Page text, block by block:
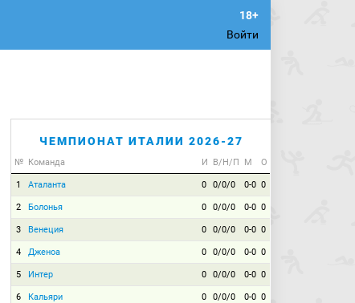
Войти
ЧЕМПИОНАТ ИТАЛИИ 2026-27
№ Команда И В/Н/П М О
1 Аталанта 0 0/0/0 0-0 0
2 Болонья 0 0/0/0 0-0 0
3 Венеция 0 0/0/0 0-0 0
4 Дженоа 0 0/0/0 0-0 0
5 Интер 0 0/0/0 0-0 0
6 Кальяри 0 0/0/0 0-0 0